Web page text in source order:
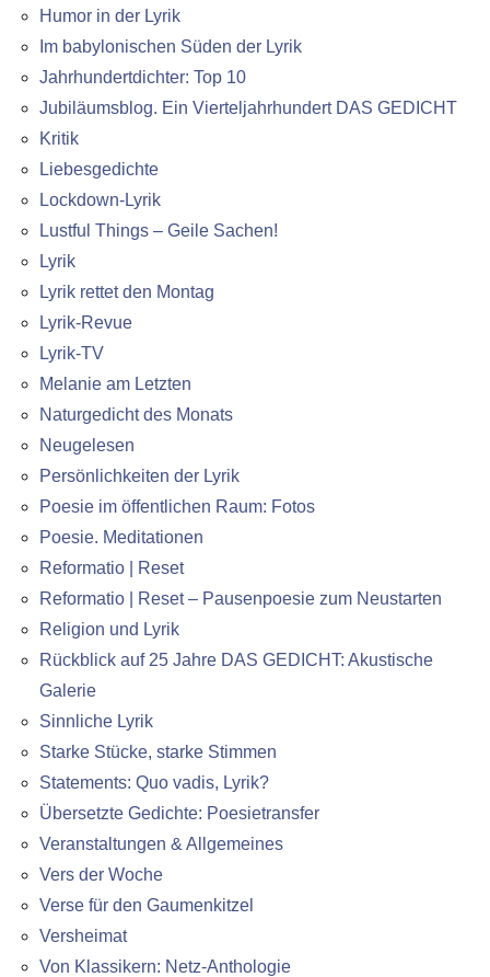
Humor in der Lyrik
Im babylonischen Süden der Lyrik
Jahrhundertdichter: Top 10
Jubiläumsblog. Ein Vierteljahrhundert DAS GEDICHT
Kritik
Liebesgedichte
Lockdown-Lyrik
Lustful Things – Geile Sachen!
Lyrik
Lyrik rettet den Montag
Lyrik-Revue
Lyrik-TV
Melanie am Letzten
Naturgedicht des Monats
Neugelesen
Persönlichkeiten der Lyrik
Poesie im öffentlichen Raum: Fotos
Poesie. Meditationen
Reformatio | Reset
Reformatio | Reset – Pausenpoesie zum Neustarten
Religion und Lyrik
Rückblick auf 25 Jahre DAS GEDICHT: Akustische
Galerie
Sinnliche Lyrik
Starke Stücke, starke Stimmen
Statements: Quo vadis, Lyrik?
Übersetzte Gedichte: Poesietransfer
Veranstaltungen & Allgemeines
Vers der Woche
Verse für den Gaumenkitzel
Versheimat
Von Klassikern: Netz-Anthologie